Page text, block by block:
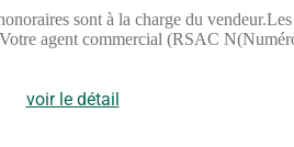
sont à la charge du vendeur.Les
agent commercial (RSAC
voir le détail